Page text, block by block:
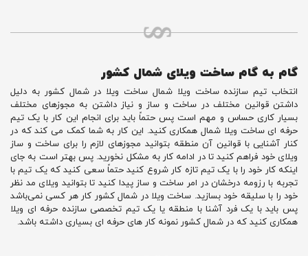
گام به گام ساخت ویلای شمال کشور
انتخاب تیم سازنده ساخت ویلا شمال ساخت ویلا در شمال کشور به دلیل
داشتن قوانین مختلف در ساخت و ساز و نیاز داشتن به مجوزهای مختلف
بسیار کاری حساس و مهم است پس حتماً باید برای انجام این کار با یک تیم
حرفه ای ساخت ویلا شمال همکاری کنید. این کار به شما کمک می‌ کند که در
کنار آشنایی با قوانین آن منطقه بتوانید مجوزهای لازم را برای ساخت و ساز
ویلای خود فراهم کنید تا در ادامه کار به مشکل نخورید. پس بهتر است به جای
اینکه کار خود را با یک تیم تازه کار شروع کنید حتماً سعی کنید که یک تیم با
تجربه با رزومه درخشان در امر ساخت و ساز پیدا کنید تا بتوانید ویلای مد نظر
خود را با سلیقه خود بسازید. ساخت ویلا در شمال کشور کار هر کسی نمی‌باشد
پس باید با یک فرد آشنا با منطقه یا یک تیم تخصصی سازنده حرفه ای ویلا
همکاری کنید که در شمال کشور نمونه کار های حرفه ای بسیاری داشته باشد.